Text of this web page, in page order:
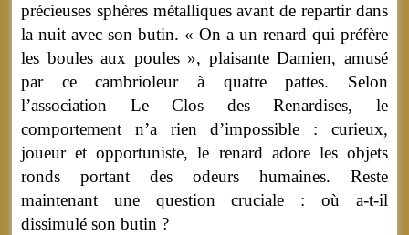
précieuses sphères métalliques avant de repartir dans
la nuit avec son butin. « On a un renard qui préfère
les boules aux poules », plaisante Damien, amusé
par ce cambrioleur à quatre pattes. Selon
l’association Le Clos des Renardises, le
comportement n’a rien d’impossible : curieux,
joueur et opportuniste, le renard adore les objets
ronds portant des odeurs humaines. Reste
maintenant une question cruciale : où a-t-il
dissimulé son butin ?